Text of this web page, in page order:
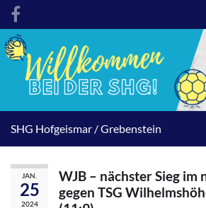
SHG Hofgeismar / Grebenstein
JAN.
25
2024
WJB – nächster Sieg im
gegen TSG